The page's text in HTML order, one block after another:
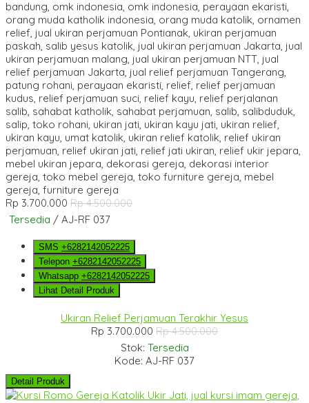
Rp 3.700.000 Rp 4.500.000
Tersedia / AJ-RF 037
SMS +6282142052225
Telepon +6282142052225
Whatsapp +6282142052225
Lihat Detail Produk
Ukiran Relief Perjamuan Terakhir Yesus
Rp 3.700.000 Rp 4.500.000
Stok: Tersedia
Kode: AJ-RF 037
Detail Produk